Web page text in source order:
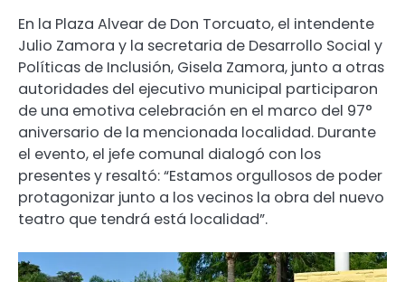
En la Plaza Alvear de Don Torcuato, el intendente
Julio Zamora y la secretaria de Desarrollo Social y
Políticas de Inclusión, Gisela Zamora, junto a otras
autoridades del ejecutivo municipal participaron
de una emotiva celebración en el marco del 97°
aniversario de la mencionada localidad. Durante
el evento, el jefe comunal dialogó con los
presentes y resaltó: “Estamos orgullosos de poder
protagonizar junto a los vecinos la obra del nuevo
teatro que tendrá está localidad”.